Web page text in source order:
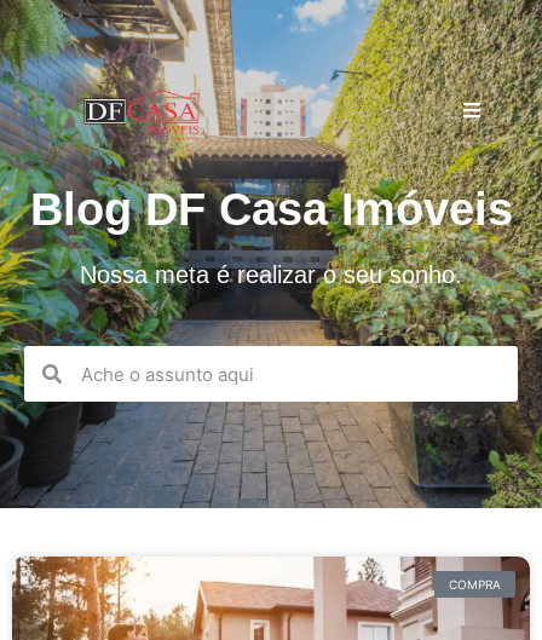
Blog DF Casa Imóveis
Nossa meta é realizar o seu sonho.
COMPRA